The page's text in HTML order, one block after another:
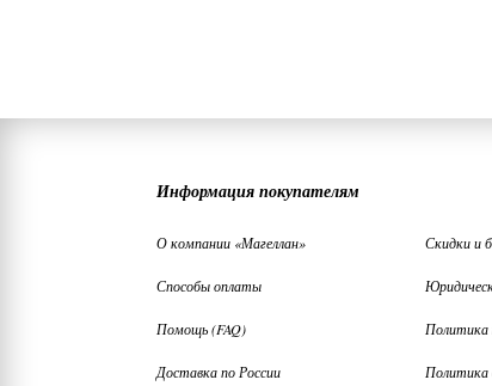
Информация покупателям
О компании «Магеллан»
Способы оплаты
Помощь (FAQ)
Доставка по России
Скидки и
Политика
Политика